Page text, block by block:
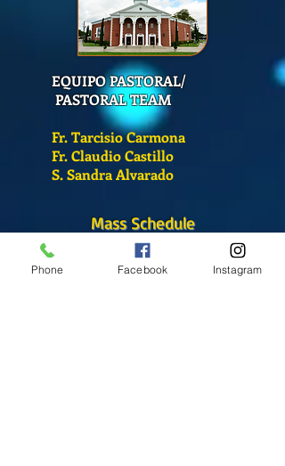
EQUIPO PASTORAL/
PASTORAL TEAM
Fr. Tarcisio Carmona
Fr. Claudio Castillo
S. Sandra Alvarado
Mass Schedule
Monday-Friday
12:00 pm(Chapel)
Phone Facebook Instagram